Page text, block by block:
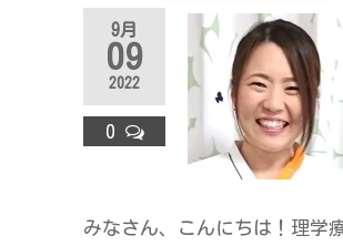
ら
っ
と
テ
ラ
9月
09
2022
0
みなさん、こんにちは！理学